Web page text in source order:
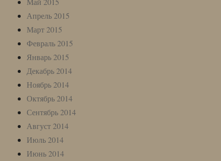
Апрель 2015
Март 2015
Февраль 2015
Январь 2015
Декабрь 2014
Ноябрь 2014
Октябрь 2014
Сентябрь 2014
Август 2014
Июль 2014
Июнь 2014